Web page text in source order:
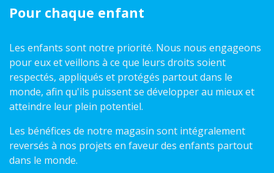
Pour chaque enfant
Les enfants sont notre priorité. Nous nous engageons
pour eux et veillons à ce que leurs droits soient
respectés, appliqués et protégés partout dans le
monde, afin qu'ils puissent se développer au mieux et
atteindre leur plein potentiel.
Les bénéfices de notre magasin sont intégralement
reversés à nos projets en faveur des enfants partout
dans le monde.